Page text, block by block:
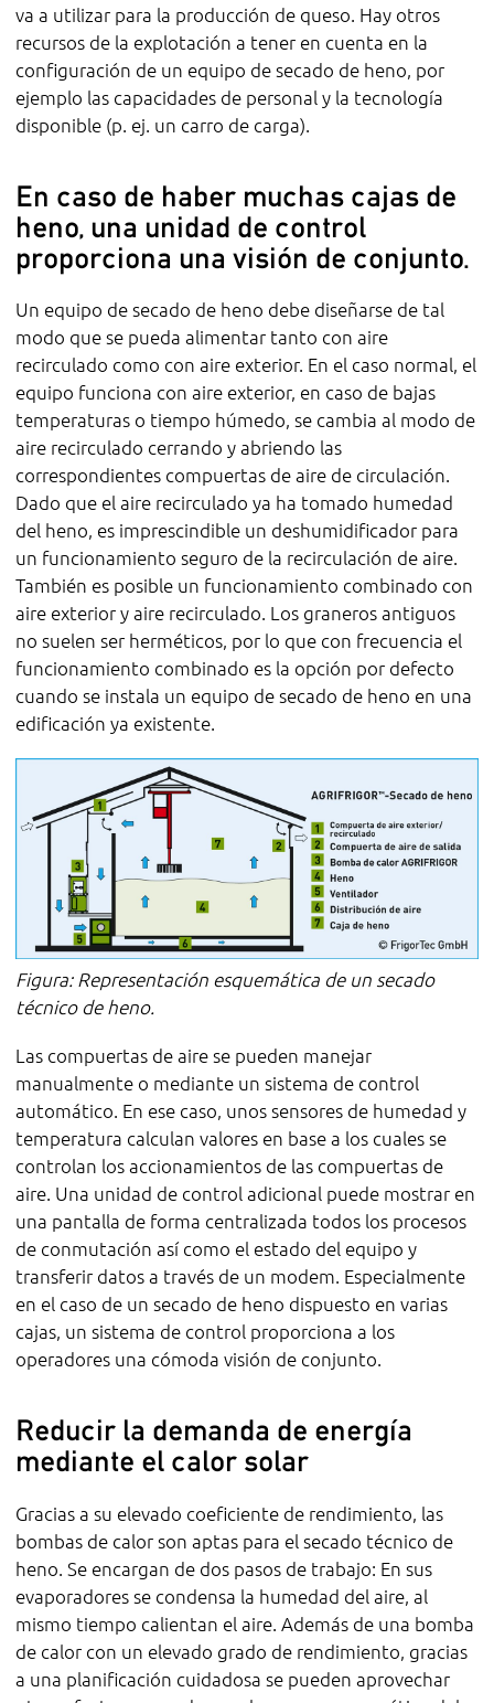
va a utilizar para la producción de queso. Hay otros
recursos de la explotación a tener en cuenta en la
configuración de un equipo de secado de heno, por
ejemplo las capacidades de personal y la tecnología
disponible (p. ej. un carro de carga).
En caso de haber muchas cajas de
heno, una unidad de control
proporciona una visión de conjunto.
Un equipo de secado de heno debe diseñarse de tal
modo que se pueda alimentar tanto con aire
recirculado como con aire exterior. En el caso normal, el
equipo funciona con aire exterior, en caso de bajas
temperaturas o tiempo húmedo, se cambia al modo de
aire recirculado cerrando y abriendo las
correspondientes compuertas de aire de circulación.
Dado que el aire recirculado ya ha tomado humedad
del heno, es imprescindible un deshumidificador para
un funcionamiento seguro de la recirculación de aire.
También es posible un funcionamiento combinado con
aire exterior y aire recirculado. Los graneros antiguos
no suelen ser herméticos, por lo que con frecuencia el
funcionamiento combinado es la opción por defecto
cuando se instala un equipo de secado de heno en una
edificación ya existente.
Figura: Representación esquemática de un secado
técnico de heno.
Las compuertas de aire se pueden manejar
manualmente o mediante un sistema de control
automático. En ese caso, unos sensores de humedad y
temperatura calculan valores en base a los cuales se
controlan los accionamientos de las compuertas de
aire. Una unidad de control adicional puede mostrar en
una pantalla de forma centralizada todos los procesos
de conmutación así como el estado del equipo y
transferir datos a través de un modem. Especialmente
en el caso de un secado de heno dispuesto en varias
cajas, un sistema de control proporciona a los
operadores una cómoda visión de conjunto.
Reducir la demanda de energía
mediante el calor solar
Gracias a su elevado coeficiente de rendimiento, las
bombas de calor son aptas para el secado técnico de
heno. Se encargan de dos pasos de trabajo: En sus
evaporadores se condensa la humedad del aire, al
mismo tiempo calientan el aire. Además de una bomba
de calor con un elevado grado de rendimiento, gracias
a una planificación cuidadosa se pueden aprovechar